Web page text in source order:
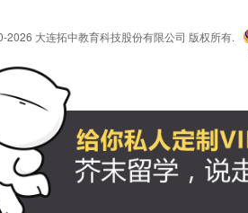
2026 大连拓中教育科技股份有限公司 版权所有.